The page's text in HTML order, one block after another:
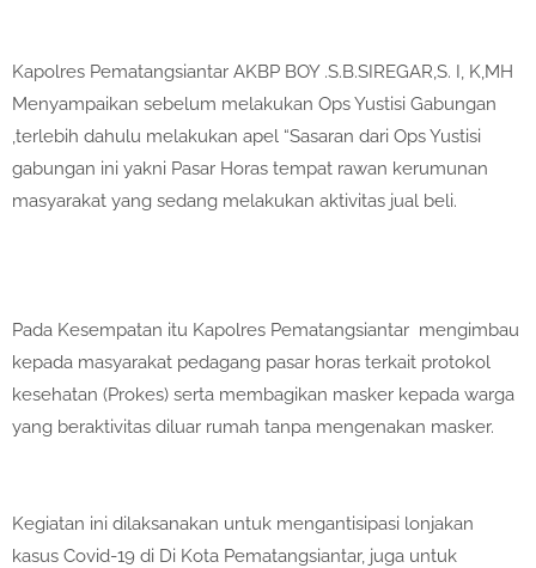
Kapolres Pematangsiantar AKBP BOY .S.B.SIREGAR,S. I, K,MH
Menyampaikan sebelum melakukan Ops Yustisi Gabungan
,terlebih dahulu melakukan apel “Sasaran dari Ops Yustisi
gabungan ini yakni Pasar Horas tempat rawan kerumunan
masyarakat yang sedang melakukan aktivitas jual beli.
Pada Kesempatan itu Kapolres Pematangsiantar mengimbau
kepada masyarakat pedagang pasar horas terkait protokol
kesehatan (Prokes) serta membagikan masker kepada warga
yang beraktivitas diluar rumah tanpa mengenakan masker.
Kegiatan ini dilaksanakan untuk mengantisipasi lonjakan
kasus Covid-19 di Di Kota Pematangsiantar, juga untuk